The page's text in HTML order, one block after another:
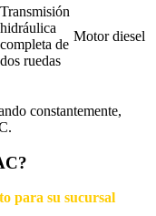
Transmisión
hidráulica
completa de
dos ruedas
Motor diesel
constantemente,
para su sucursal